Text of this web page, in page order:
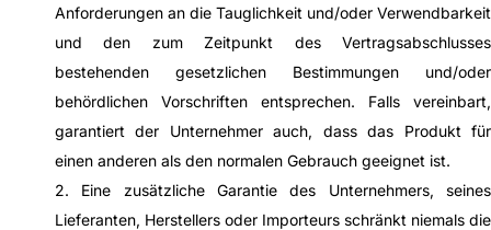
Anforderungen an die Tauglichkeit und/oder Verwendbarkeit
und den zum Zeitpunkt des Vertragsabschlusses
bestehenden gesetzlichen Bestimmungen und/oder
behördlichen Vorschriften entsprechen. Falls vereinbart,
garantiert der Unternehmer auch, dass das Produkt für
einen anderen als den normalen Gebrauch geeignet ist.
2. Eine zusätzliche Garantie des Unternehmers, seines
Lieferanten, Herstellers oder Importeurs schränkt niemals die